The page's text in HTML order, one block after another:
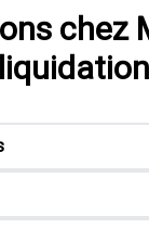
chez